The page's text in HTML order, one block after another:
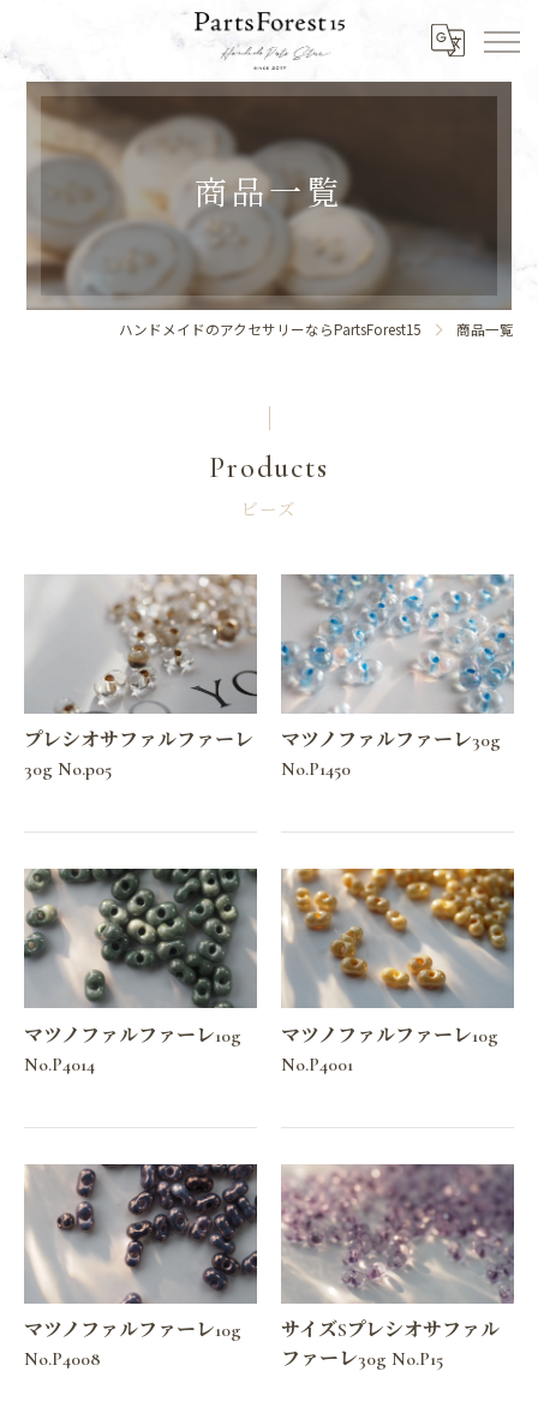
商品一覧
ハンドメイドのアクセサリーならPartsForest15 商品一覧
Products
ビーズ
プレシオサファルファーレ
30g No.p05
マツノファルファーレ30g
No.P1450
マツノファルファーレ10g
No.P4014
マツノファルファーレ10g
No.P4001
マツノファルファーレ10g
No.P4008
サイズSプレシオサファル
ファーレ30g No.P15